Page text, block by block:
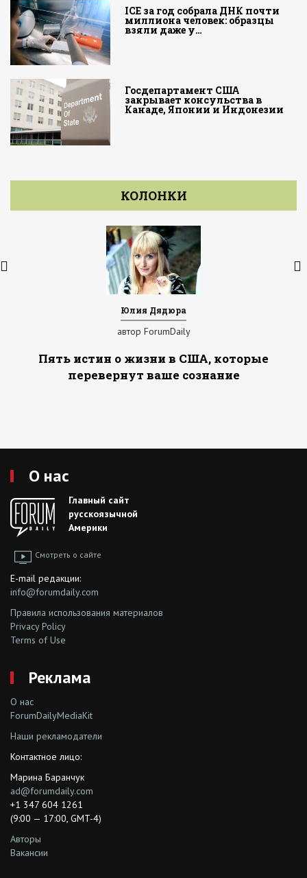
ICE за год собрала ДНК почти
миллиона человек: образцы
взяли даже у…
Госдепартамент США
закрывает консульства в
Канаде, Японии и Индонезии
КОЛОНКИ
Юлия Дядюра
автор ForumDaily
Пять истин о жизни в США, которые
перевернут ваше сознание
О нас
Главный сайт
русскоязычной
Америки
Смотреть о сайте
E-mail редакции:
info@forumdaily.com
Правила использования материалов
Privacy Policy
Terms of Use
Реклама
О нас
ForumDailyMediaKit
Наши рекламодатели
Контактное лицо:
Марина Баранчук
ad@forumdaily.com
+1 347 604 1261
(9:00 — 17:00, GMT-4)
Авторы
Вакансии